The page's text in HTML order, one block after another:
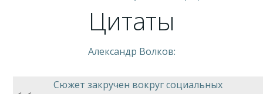
Цитаты
Александр Волков:
Сюжет закручен вокруг социальных